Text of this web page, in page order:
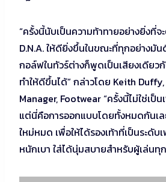
“ครั้งนี้นับเป็นความท้าทายอย่างยิ่งที่
D.N.A. ให้ดียิ่งขึ้นในขณะที่ทุกอย่างมั
กอล์ฟในทัวร์ต่างก็พูดเป็นเสียงเดียว
ทำให้ดีขึ้นได้” กล่าวโดย Keith
Manager, Footwear “ครั้งนี้ไม่ใช่เป็
แต่นี่คือการออกแบบโดยทั้งหมดกันเ
ใหม่หมด เพื่อให้ได้รองเท้าที่เป็นระดั
หนักเบา ใส่ได้นุ่มสบายสำหรับผู้เล่นทุ